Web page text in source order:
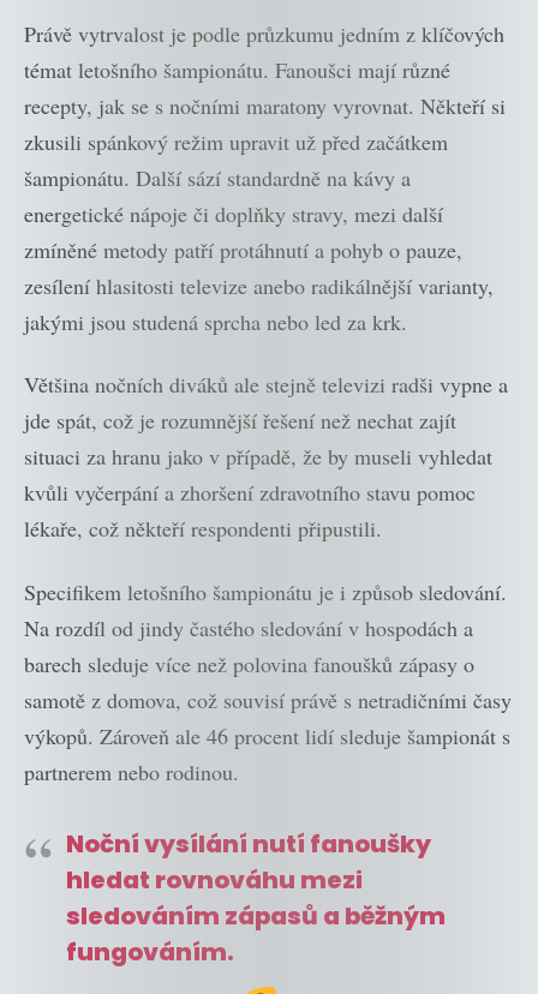
Právě vytrvalost je podle průzkumu jedním z klíčových
témat letošního šampionátu. Fanoušci mají různé
recepty, jak se s nočními maratony vyrovnat. Někteří si
zkusili spánkový režim upravit už před začátkem
šampionátu. Další sází standardně na kávy a
energetické nápoje či doplňky stravy, mezi další
zmíněné metody patří protáhnutí a pohyb o pauze,
zesílení hlasitosti televize anebo radikálnější varianty,
jakými jsou studená sprcha nebo led za krk.
Většina nočních diváků ale stejně televizi radši vypne a
jde spát, což je rozumnější řešení než nechat zajít
situaci za hranu jako v případě, že by museli vyhledat
kvůli vyčerpání a zhoršení zdravotního stavu pomoc
lékaře, což někteří respondenti připustili.
Specifikem letošního šampionátu je i způsob sledování.
Na rozdíl od jindy častého sledování v hospodách a
barech sleduje více než polovina fanoušků zápasy o
samotě z domova, což souvisí právě s netradičními časy
výkopů. Zároveň ale 46 procent lidí sleduje šampionát s
partnerem nebo rodinou.
Noční vysílání nutí fanoušky
hledat rovnováhu mezi
sledováním zápasů a běžným
fungováním.